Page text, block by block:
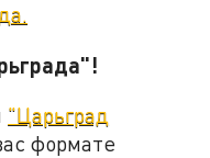
"Царьград
формате